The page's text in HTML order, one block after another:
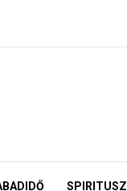
SPIRITUSZ